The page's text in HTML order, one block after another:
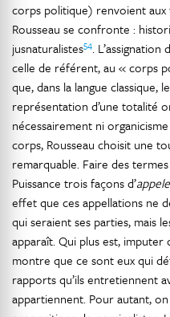
corps politique) renvoient
Rousseau se confronte :
jusnaturalistes54.
celle de référent, au « corps
que, dans la langue classique,
représentation d’une totalité
nécessairement ni
corps, Rousseau choisit une
remarquable. Faire des
Puissance trois façons d’
effet que ces appellations ne
qui seraient ses parties, mais
apparaît. Qui plus est, imputer
montre que ce sont eux qui
rapports qu’ils entretiennent
appartiennent. Pour autant,